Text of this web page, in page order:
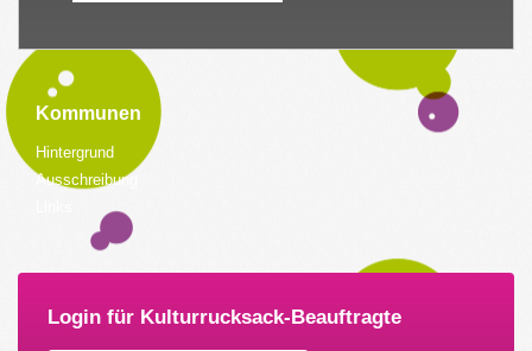
Kommunen
Hintergrund
Ausschreibung